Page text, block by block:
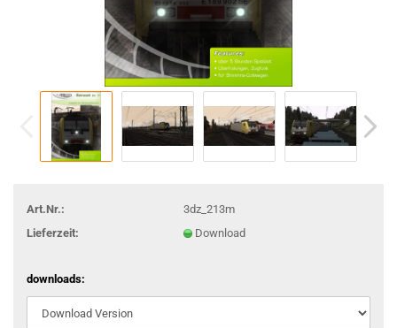
Art.Nr.:
3dz_213m
Lieferzeit:
Download
downloads: